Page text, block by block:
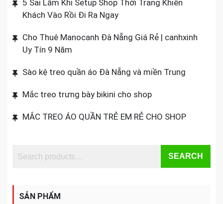
5 Sai Lầm Khi Setup Shop Thời Trang Khiến
Khách Vào Rồi Đi Ra Ngay
Cho Thuê Manocanh Đà Nẵng Giá Rẻ | canhxinh
Uy Tín 9 Năm
Sào kệ treo quần áo Đà Nẵng và miền Trung
Mắc treo trưng bày bikini cho shop
MẮC TREO ÁO QUẦN TRẺ EM RẺ CHO SHOP
SEARCH
SẢN PHẨM